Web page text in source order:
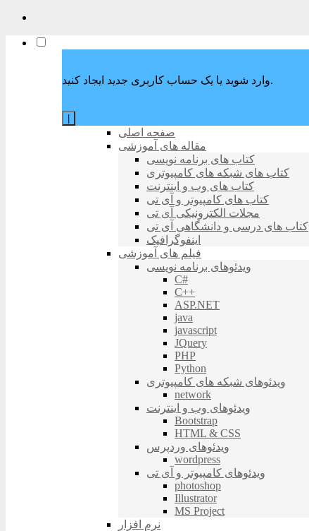
وارد شوید یا یک حساب کاربری جدید ایجاد کنید.
صفحه اصلی
مقاله های آموزشی
کتاب های برنامه نویسی
کتاب های شبکه های کامپیوتری
کتاب های وب و اینترنت
کتاب های کامپیوتر و آی تی
مجلات الکترونیکی آی تی
کتاب های درسی و دانشگاهی آی تی
اینفوگرافیک
فیلم های آموزشی
ویدئوهای برنامه نویسی
C#
C++
ASP.NET
java
javascript
JQuery
PHP
Python
ویدئوهای شبکه های کامپیوتری
network
ویدئوهای وب و اینترنت
Bootstrap
HTML & CSS
ویدئوهای وردپرس
wordpress
ویدئوهای کامپیوتر و آی تی
photoshop
Illustrator
MS Project
نرم افزار